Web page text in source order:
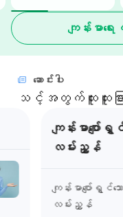
ကျန်းမာရေ
ဆောင်းပါး
သင့်အတွက်ထူးထူးခြားခြာ
ကျန်းမာပျေ
လမ်းညွှန်
ကျန်းမာပျော်ရွှ
လမ်းညွှန်